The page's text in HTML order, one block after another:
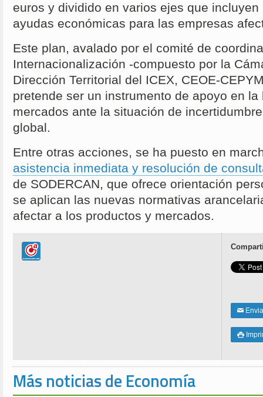
euros y dividido en varios ejes que
ayudas económicas para las empresas
Este plan, avalado por el comité de
Internacionalización -compuesto por la
Dirección Territorial del ICEX, CEOE-
pretende ser un instrumento de apoyo en
mercados ante la situación de
global.
Entre otras acciones, se ha puesto en
asistencia inmediata y resolución de
de SODERCAN, que ofrece orientación
se aplican las nuevas normativas
afectar a los productos y mercados.
✉

Más noticias de Economía